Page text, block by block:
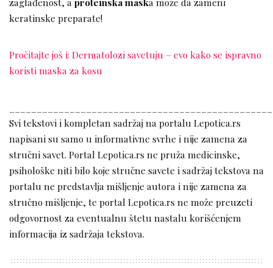
keratinske preparate!
Pročitajte još i: Dermatolozi savetuju – evo kako se ispravno
koristi maska za kosu
Svi tekstovi i kompletan sadržaj na portalu Lepotica.rs
napisani su samo u informativne svrhe i nije zamena za
stručni savet. Portal Lepotica.rs ne pruža medicinske,
psihološke niti bilo koje stručne savete i sadržaj tekstova na
portalu ne predstavlja mišljenje autora i nije zamena za
stručno mišljenje, te portal Lepotica.rs ne može preuzeti
odgovornost za eventualnu štetu nastalu korišćenjem
informacija iz sadržaja tekstova.